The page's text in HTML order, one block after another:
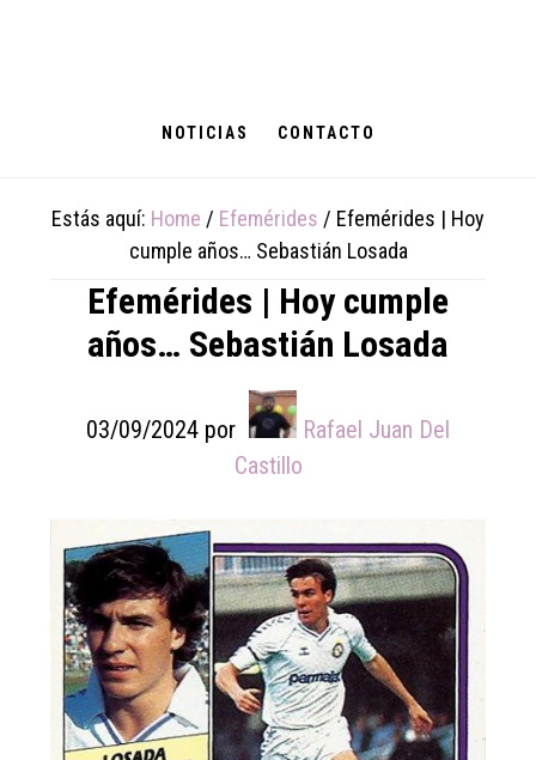
NOTICIAS CONTACTO
Estás aquí: Home / Efemérides / Efemérides | Hoy
cumple años… Sebastián Losada
Efemérides | Hoy cumple
años… Sebastián Losada
03/09/2024 por
Rafael Juan Del
Castillo